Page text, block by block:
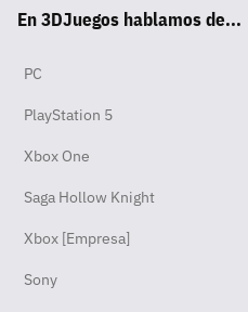
pp
ok
En 3DJuegos hablamos de...
PC
PlayStation 5
Xbox One
Saga Hollow Knight
Xbox [Empresa]
Sony